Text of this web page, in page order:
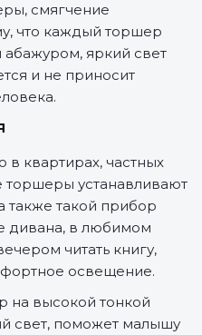
смягчение
что каждый торшер
яркий свет
и не приносит
квартирах, частных
торшеры устанавливают
также такой прибор
дивана, в любимом
читать книгу,
освещение.
на высокой тонкой
свет, поможет малышу